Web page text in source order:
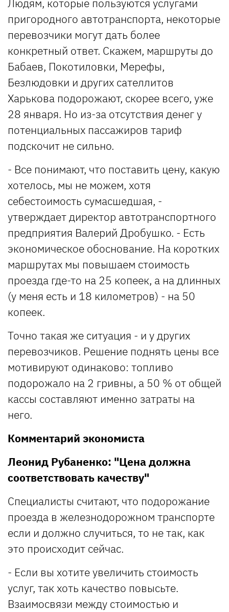
Людям, которые пользуются услугами
пригородного автотранспорта, некоторые
перевозчики могут дать более
конкретный ответ. Скажем, маршруты до
Бабаев, Покотиловки, Мерефы,
Безлюдовки и других сателлитов
Харькова подорожают, скорее всего, уже
28 января. Но из-за отсутствия денег у
потенциальных пассажиров тариф
подскочит не сильно.
- Все понимают, что поставить цену, какую
хотелось, мы не можем, хотя
себестоимость сумасшедшая, -
утверждает директор автотранспортного
предприятия Валерий Дробушко. - Есть
экономическое обоснование. На коротких
маршрутах мы повышаем стоимость
проезда где-то на 25 копеек, а на длинных
(у меня есть и 18 километров) - на 50
копеек.
Точно такая же ситуация - и у других
перевозчиков. Решение поднять цены все
мотивируют одинаково: топливо
подорожало на 2 гривны, а 50 % от общей
кассы составляют именно затраты на
него.
Комментарий экономиста
Леонид Рубаненко: "Цена должна
соответствовать качеству"
Специалисты считают, что подорожание
проезда в железнодорожном транспорте
если и должно случиться, то не так, как
это происходит сейчас.
- Если вы хотите увеличить стоимость
услуг, так хоть качество повысьте.
Взаимосвязи между стоимостью и